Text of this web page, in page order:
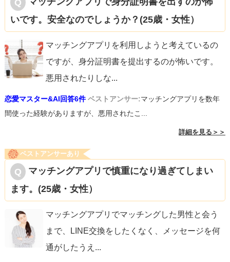
いです。安全なのでしょうか？(25歳・女性）
マッチングアプリを利用しようと考えているの
ですが、身分証明書を提出するのが怖いです。
悪用されたりしな...
恋愛マスター&AI回答6件 ベストアンサー:マッチングアプリを数年
間使った経験がありますが、悪用されたこ...
詳細を見る＞＞
ベストアンサーあり
マッチングアプリで慎重になり過ぎてしまい
ます。(25歳・女性）
マッチングアプリでマッチングした男性と会う
まで、LINE交換をしたくなく、メッセージを何
通がしたうえ ...